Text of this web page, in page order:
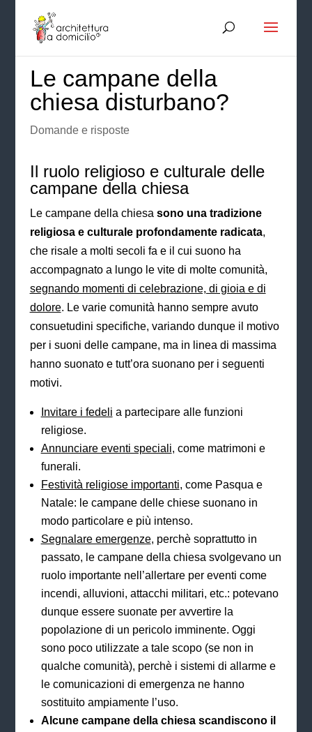
Le campane della
chiesa disturbano?
Domande e risposte
Il ruolo religioso e culturale delle
campane della chiesa
Le campane della chiesa sono una tradizione
religiosa e culturale profondamente radicata,
che risale a molti secoli fa e il cui suono ha
accompagnato a lungo le vite di molte comunità,
segnando momenti di celebrazione, di gioia e di
dolore. Le varie comunità hanno sempre avuto
consuetudini specifiche, variando dunque il motivo
per i suoni delle campane, ma in linea di massima
hanno suonato e tutt’ora suonano per i seguenti
motivi.
Invitare i fedeli a partecipare alle funzioni
religiose.
Annunciare eventi speciali, come matrimoni e
funerali.
Festività religiose importanti, come Pasqua e
Natale: le campane delle chiese suonano in
modo particolare e più intenso.
Segnalare emergenze, perchè soprattutto in
passato, le campane della chiesa svolgevano un
ruolo importante nell’allertare per eventi come
incendi, alluvioni, attacchi militari, etc.: potevano
dunque essere suonate per avvertire la
popolazione di un pericolo imminente. Oggi
sono poco utilizzate a tale scopo (se non in
qualche comunità), perchè i sistemi di allarme e
le comunicazioni di emergenza ne hanno
sostituito ampiamente l’uso.
Alcune campane della chiesa scandiscono il